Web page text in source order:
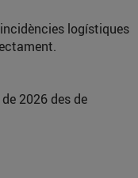
logístiques
2026 des de